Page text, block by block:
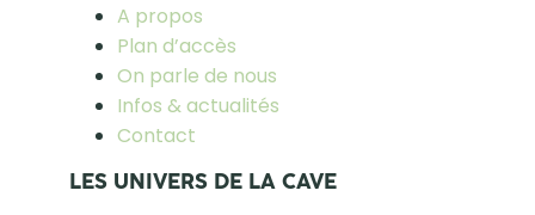
A propos
Plan d’accès
On parle de nous
Infos & actualités
Contact
LES UNIVERS DE LA CAVE